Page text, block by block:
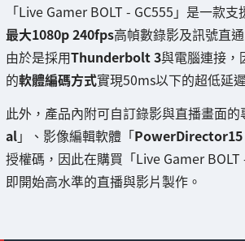
「Live Gamer BOLT - GC555」是一款支
最大1080p 240fps高幀數錄影及訊號直
由於是採用Thunderbolt 3與電腦連接，
的軟體編碼方式實現50ms以下的超低延
此外，產品內附可自訂錄影與直播畫面
al」、影像編輯軟體「
授權碼，因此在購買「Live Gamer BOLT
即開始高水準的直播與影片製作。